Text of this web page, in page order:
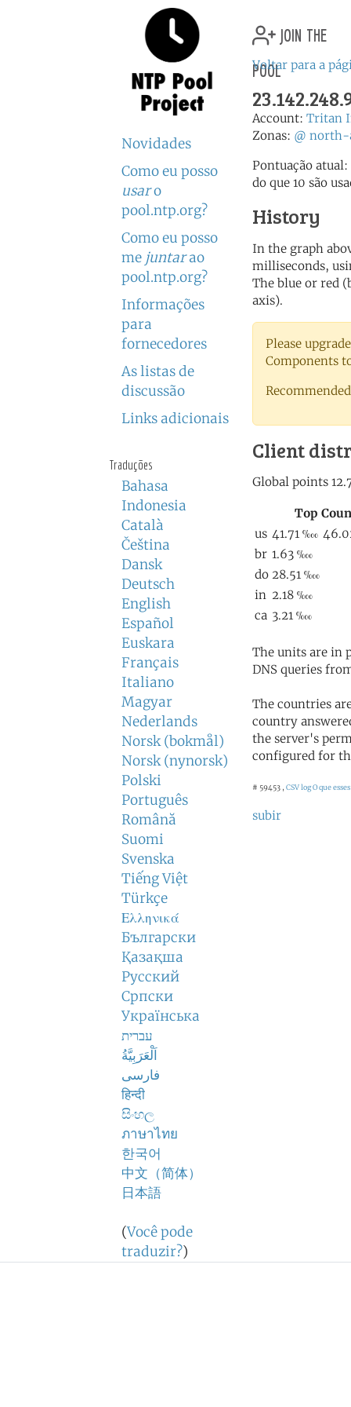
Novidades
Como eu posso
usaro
pool.ntp.org?
Como eu posso
me juntarao
pool.ntp.org?
Informações
para
fornecedores
As listas de
discussão
Links adicionais
Traduções
Bahasa
Indonesia
Català
Čeština
Dansk
Deutsch
English
Español
Euskara
Français
Italiano
Magyar
Nederlands
Norsk (bokmål)
Norsk (nynorsk)
Polski
Português
Română
Suomi
Svenska
Tiếng Việt
Türkçe
Ελληνικά
Български
Қазақша
Русский
Српски
Українська
עברית
اَلْعَرَبِيَّةُ
فارسی
हिन्दी
සිංහල
ภาษาไทย
한국어
中文（简体）
日本語
(Você pode
traduzir?)
join the
pool
Voltar para a
Account: Tritan
Zonas: @ north-
Pontuação
do que 10 são
History
In the graph
milliseconds,
The blue or red
axis).
Please
Components
Client
The units are in
DNS queries
The countries
country
the server's
configured for
# 59453 , CSV logO que
subir